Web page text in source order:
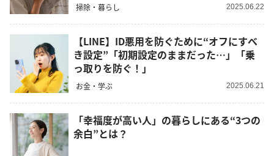
掃除・暮らし 2025.06.22
【LINE】ID悪用を防ぐために“オフにすべ
き設定”「初期設定のままだった…」「乗
っ取りを防ぐ！」
お金・学ぶ 2025.06.21
「幸福度が高い人」の暮らしにある“3つの
余白”とは？